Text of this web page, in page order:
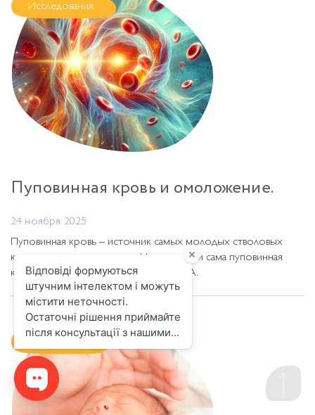
Исследования
Пуповинная кровь и омоложение.
24 ноября 2025
Пуповинная кровь – источник самых молодых стволовых
клеток и активных веществ. Но может ли сама пуповинная
кровь замедлять старение? Ответ – ДА.